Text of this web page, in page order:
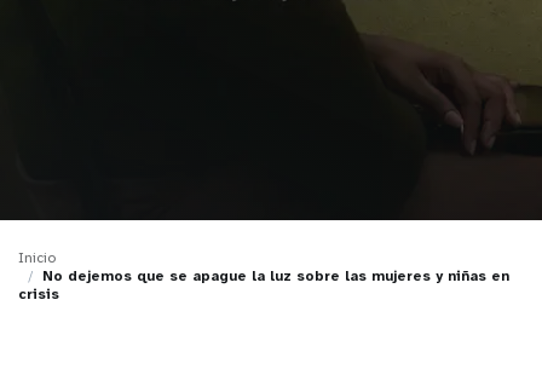
Inicio
No dejemos que se apague la luz sobre las mujeres y niñas en
crisis